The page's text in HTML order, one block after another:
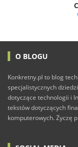
O BLOGU
Konkretny.pl to blog
specjalistycznych
dotyczące technologii i
tekstów dotyczących
komputerowych. Życzę